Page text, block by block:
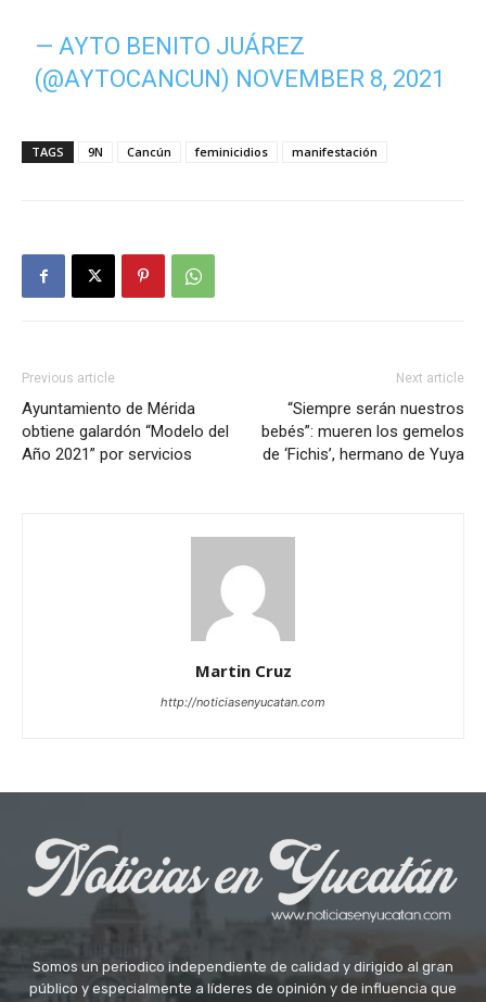
— AYTO BENITO JUÁREZ
(@AYTOCANCUN) NOVEMBER 8, 2021
TAGS 9N Cancún feminicidios manifestación
Previous article
Ayuntamiento de Mérida
obtiene galardón “Modelo del
Año 2021” por servicios
Next article
“Siempre serán nuestros
bebés”: mueren los gemelos
de ‘Fichis’, hermano de Yuya
Martin Cruz
http://noticiasenyucatan.com
Somos un periodico independiente de calidad y dirigido al gran
público y especialmente a líderes de opinión y de influencia que